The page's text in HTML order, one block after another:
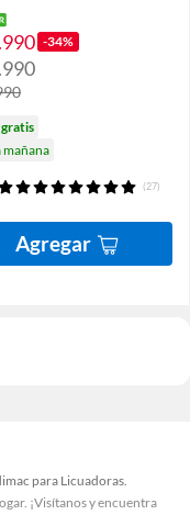
-34%
gratis
mañana
(27)
Agregar
para Licuadoras.
¡Visítanos y encuentra